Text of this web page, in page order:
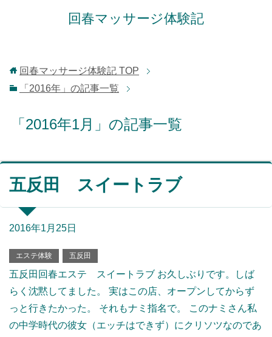
回春マッサージ体験記
回春マッサージ体験記 TOP
「2016年」の記事一覧
「2016年1月」の記事一覧
五反田 スイートラブ
2016年1月25日
エステ体験 五反田
五反田回春エステ スイートラブ お久しぶりです。しば
らく沈黙してました。 実はこの店、オープンしてからず
っと行きたかった。 それもナミ指名で。 このナミさん私
の中学時代の彼女（エッチはできず）にクリソツなのであ